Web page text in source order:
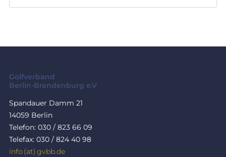
Golfverband
Berlin-Brandenburg e.V
Spandauer Damm 21
14059 Berlin
Telefon: 030 / 823 66 09
Telefax: 030 / 824 40 98
info (at) gvbb.de